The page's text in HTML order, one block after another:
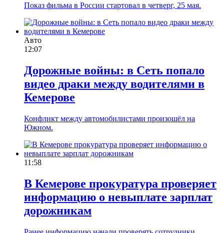
Показ фильма в России стартовал в четверг, 25 мая.
Авто
12:07
Дорожные войны: в Сеть попало
видео драки между водителями в
Кемерове
Конфликт между автомобилистами произошёл на
Южном.
11:58
В Кемерове прокуратура проверяет
информацию о невыплате зарплат
дорожникам